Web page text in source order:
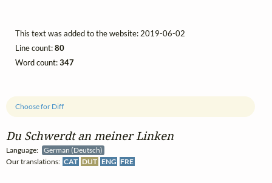
Du Schwerdt an meiner Linken
Language:
German (Deutsch)
Our translations: CAT DUT ENG FRE
Choose for Diff
This text was added to the website: 2019-06-02
Line count:80
Word count:347